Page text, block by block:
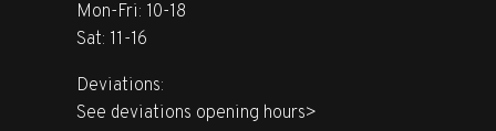
Mon-Fri: 10-18
Sat: 11-16
Deviations:
See deviations opening hours>